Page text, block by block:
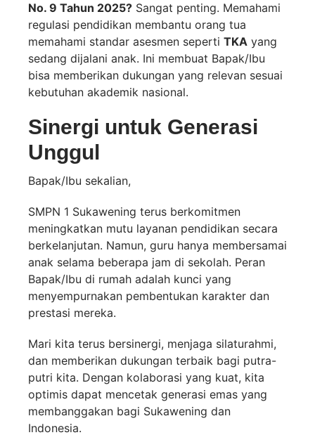
No. 9 Tahun 2025? Sangat penting. Memahami
regulasi pendidikan membantu orang tua
memahami standar asesmen seperti TKA yang
sedang dijalani anak. Ini membuat Bapak/Ibu
bisa memberikan dukungan yang relevan sesuai
kebutuhan akademik nasional.
Sinergi untuk Generasi
Unggul
Bapak/Ibu sekalian,
SMPN 1 Sukawening terus berkomitmen
meningkatkan mutu layanan pendidikan secara
berkelanjutan. Namun, guru hanya membersamai
anak selama beberapa jam di sekolah. Peran
Bapak/Ibu di rumah adalah kunci yang
menyempurnakan pembentukan karakter dan
prestasi mereka.
Mari kita terus bersinergi, menjaga silaturahmi,
dan memberikan dukungan terbaik bagi putra-
putri kita. Dengan kolaborasi yang kuat, kita
optimis dapat mencetak generasi emas yang
membanggakan bagi Sukawening dan
Indonesia.